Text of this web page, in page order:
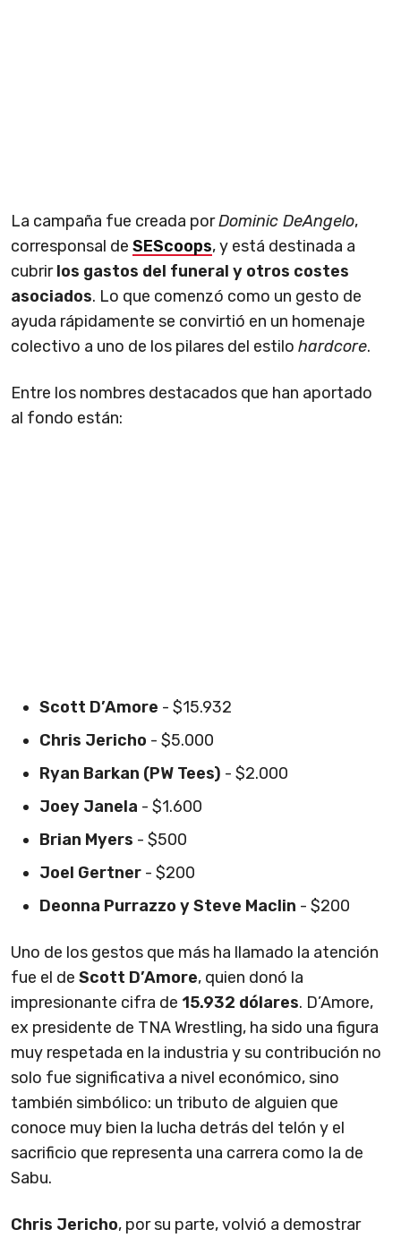
La campaña fue creada porDominic DeAngelo,
corresponsal de SEScoops, y está destinada a
cubrirlos gastos del funeral y otros costes
asociados. Lo que comenzó como un gesto de
ayuda rápidamente se convirtió en un homenaje
colectivo a uno de los pilares del estilo hardcore.
Entre los nombres destacados que han aportado
al fondo están:
Scott D’Amore - $15.932
Chris Jericho - $5.000
Ryan Barkan (PW Tees) - $2.000
Joey Janela - $1.600
Brian Myers - $500
Joel Gertner - $200
Deonna Purrazzo y Steve Maclin - $200
Uno de los gestos que más ha llamado la atención
fue el de Scott D’Amore, quien donó la
impresionante cifra de 15.932 dólares. D’Amore,
ex presidente de TNA Wrestling, ha sido una figura
muy respetada en la industria y su contribución no
solo fue significativa a nivel económico, sino
también simbólico: un tributo de alguien que
conoce muy bien la lucha detrás del telón y el
sacrificio que representa una carrera como la de
Sabu.
Chris Jericho, por su parte, volvió a demostrar